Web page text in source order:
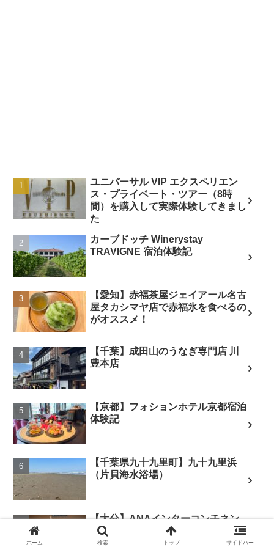
ユニバーサル VIP エクスペリエン
ス・プライベート・ツアー（8時
間）を購入して実際体験してきまし
た
カーブドッチ Winerystay
TRAVIGNE 宿泊体験記
【愛知】赤福茶屋ジェイアール名古
屋タカシマヤ店で赤福氷を食べるの
がオススメ！
【千葉】成田山のうなぎ専門店 川
豊本店
【京都】フォションホテル京都宿泊
体験記
【千葉県九十九里町】九十九里浜
（片貝海水浴場）
【大分】ANAインターコンチネン
タル別府クラブラウンジのアフタヌ
ーンティー
ホーム 検索 トップ サイドバー